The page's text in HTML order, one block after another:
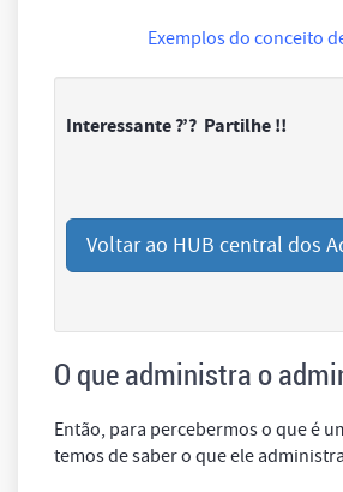
Exemplos do conceito
Interessante ?’? Partilhe !!
Voltar ao HUB central dos
O que administra o
Então, para percebermos o que é
temos de saber o que ele